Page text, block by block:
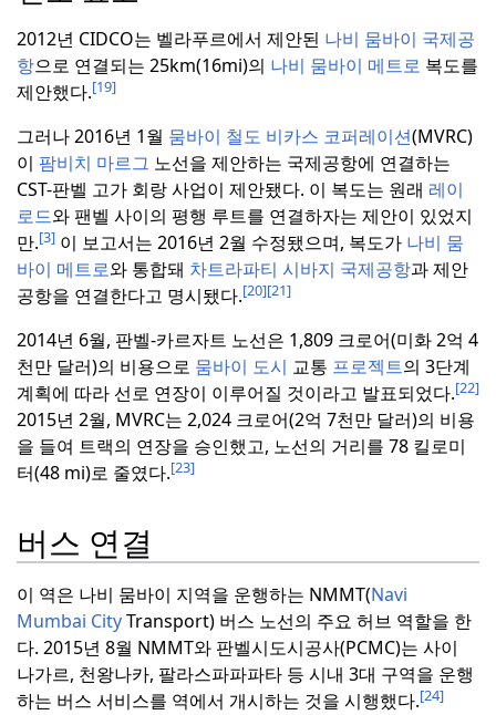
2012년 CIDCO는 벨라푸르에서 제안된 나비 뭄바이 국제공
항으로 연결되는 25km(16mi)의 나비 뭄바이 메트로 복도를
제안했다.[19]
그러나 2016년 1월 뭄바이 철도 비카스 코퍼레이션(MVRC)
이 팜비치 마르그 노선을 제안하는 국제공항에 연결하는
CST-판벨 고가 회랑 사업이 제안됐다. 이 복도는 원래 레이
로드와 팬벨 사이의 평행 루트를 연결하자는 제안이 있었지
만.[3] 이 보고서는 2016년 2월 수정됐으며, 복도가 나비 뭄
바이 메트로와 통합돼 차트라파티 시바지 국제공항과 제안
공항을 연결한다고 명시됐다.[20][21]
2014년 6월, 판벨-카르자트 노선은 1,809 크로어(미화 2억 4
천만 달러)의 비용으로 뭄바이 도시 교통 프로젝트의 3단계
계획에 따라 선로 연장이 이루어질 것이라고 발표되었다.[22]
2015년 2월, MVRC는 2,024 크로어(2억 7천만 달러)의 비용
을 들여 트랙의 연장을 승인했고, 노선의 거리를 78 킬로미
터(48 mi)로 줄였다.[23]
버스 연결
이 역은 나비 뭄바이 지역을 운행하는 NMMT(Navi
Mumbai CityTransport) 버스 노선의 주요 허브 역할을 한
다. 2015년 8월 NMMT와 판벨시도시공사(PCMC)는 사이
나가르, 천왕나카, 팔라스파파파타 등 시내 3대 구역을 운행
하는 버스 서비스를 역에서 개시하는 것을 시행했다.[24]